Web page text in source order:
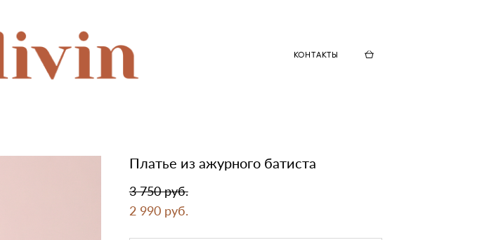
КОНТАКТЫ
Платье из ажурного батиста
3 750 pуб.
2 990 pуб.